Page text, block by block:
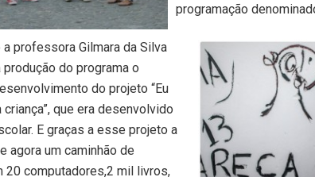
programação
professora Gilmara da Silva
produção do programa o
do projeto “Eu
criança”, que era desenvolvido
E graças a esse projeto a
agora um caminhão de
20 computadores,2 mil livros,